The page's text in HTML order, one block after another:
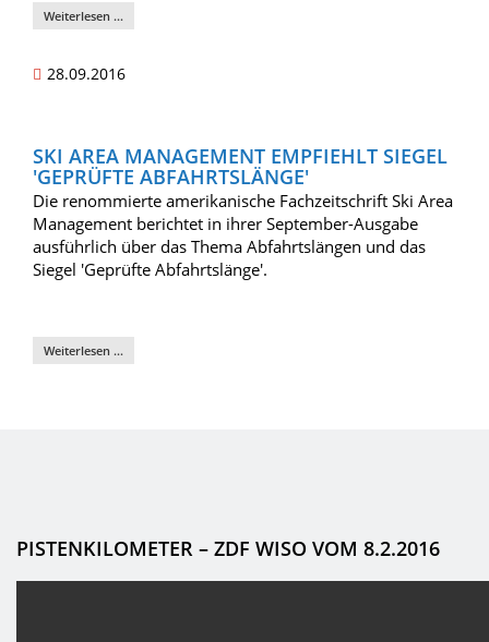
Weiterlesen …
28.09.2016
SKI AREA MANAGEMENT EMPFIEHLT SIEGEL
'GEPRÜFTE ABFAHRTSLÄNGE'
Die renommierte amerikanische Fachzeitschrift Ski Area
Management berichtet in ihrer September-Ausgabe
ausführlich über das Thema Abfahrtslängen und das
Siegel 'Geprüfte Abfahrtslänge'.
Weiterlesen …
PISTENKILOMETER – ZDF WISO VOM 8.2.2016